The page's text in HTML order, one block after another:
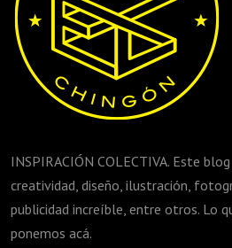
INSPIRACIÓN COLECTIVA. Este
creatividad, diseño, ilustración,
publicidad increíble, entre otros. Lo
ponemos acá.